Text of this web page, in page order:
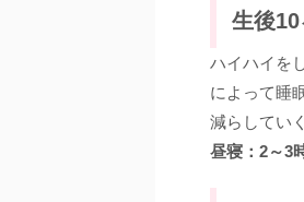
生後
ハイハイを
によって睡
減らしてい
昼寝：2～3